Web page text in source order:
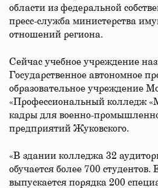
области из федеральной
пресс-служба министерства
отношений региона.
Сейчас учебное учреждение
Государственное автономное
образовательное учреждение
«Профессиональный колледж
кадры для военно-
предприятий Жуковского.
«В здании колледжа 32
обучается более 700 студентов.
выпускается порядка 200